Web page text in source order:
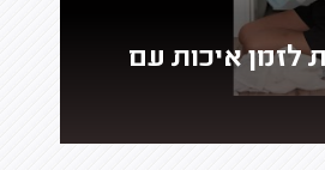
לזמן איכות עם